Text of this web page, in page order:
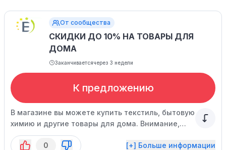
От сообщества
СКИДКИ ДО 10% НА ТОВАРЫ ДЛЯ
ДОМА
Заканчиваетсячерез 3 недели
К предложению
В магазине вы можете купить текстиль, бытовую
химию и другие товары для дома. Внимание,
скидка уже учтена в стоимости.
0
[+] Больше информации